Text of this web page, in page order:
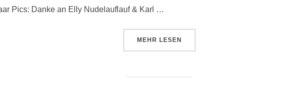
Pics: Danke an Elly Nudelauflauf & Karl …
MEHR ÜBER „ERGEBNISSE 05. / 06.04.2025“
LESEN